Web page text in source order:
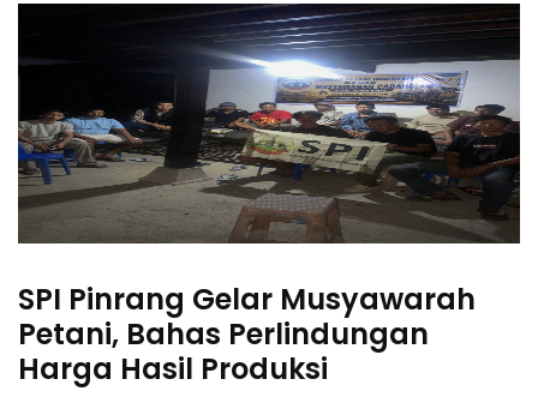
SPI Pinrang Gelar Musyawarah
Petani, Bahas Perlindungan
Harga Hasil Produksi